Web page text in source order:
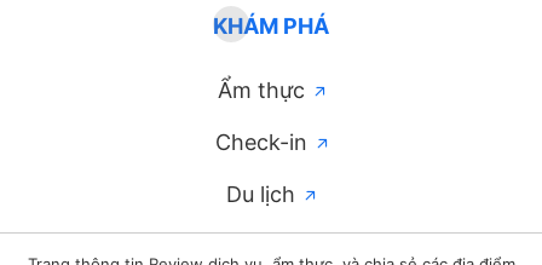
KHÁM PHÁ
Ẩm thực
Check-in
Du lịch